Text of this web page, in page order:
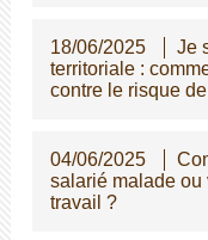
18/06/2025
Je
territoriale :
contre le risque
04/06/2025
salarié malade ou
travail ?